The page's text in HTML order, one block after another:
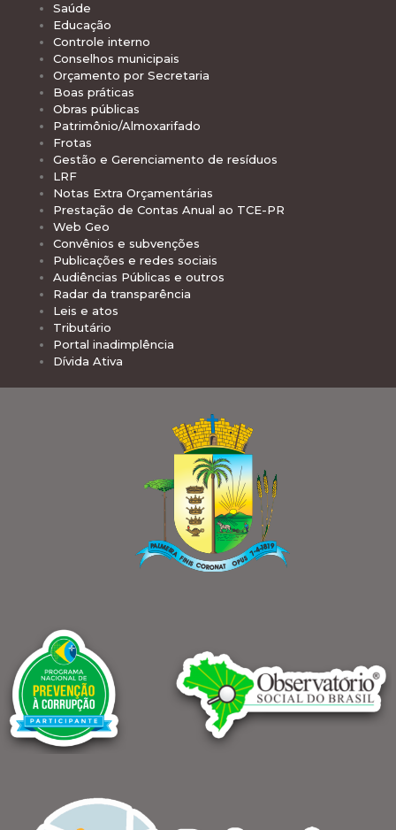
Saúde
Educação
Controle interno
Conselhos municipais
Orçamento por Secretaria
Boas práticas
Obras públicas
Patrimônio/Almoxarifado
Frotas
Gestão e Gerenciamento de resíduos
LRF
Notas Extra Orçamentárias
Prestação de Contas Anual ao TCE-PR
Web Geo
Convênios e subvenções
Publicações e redes sociais
Audiências Públicas e outros
Radar da transparência
Leis e atos
Tributário
Portal inadimplência
Dívida Ativa